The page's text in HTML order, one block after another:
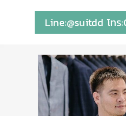
Line:@suitdd โท